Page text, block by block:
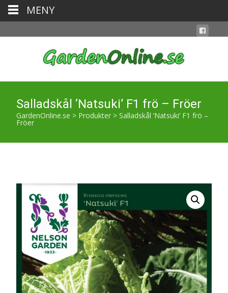
Salladskål ‘Natsuki’ F1 frö – Fröer
GardenOnline.se > Produkter > Salladskål ‘Natsuki’ F1 frö –
Fröer
MENY